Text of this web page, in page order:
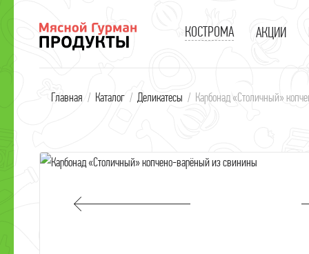
КОСТРОМА АКЦИИ
Главная / Каталог / Деликатесы / Карбонад «Столичный»